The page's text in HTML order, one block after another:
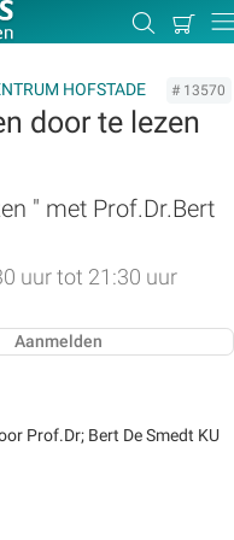
Zoeken
Mijn
HOFSTADE # 13570
door te lezen
" met Prof.Dr.Bert
uur tot 21:30 uur
Aanmelden
Prof.Dr; Bert De Smedt KU